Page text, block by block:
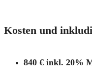
Kosten und
840 € inkl. 20%